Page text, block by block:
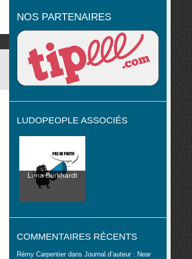
NOS PARTENAIRES
LUDOPEOPLE ASSOCIÉS
Lena Burkhardt
COMMENTAIRES RÉCENTS
Rémy Carpentierdans Journal d’auteur : Near